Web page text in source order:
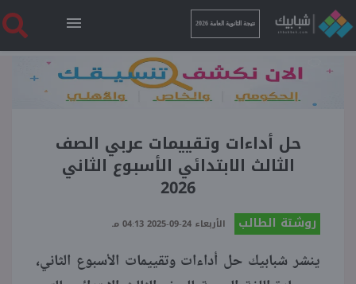
نتيجة الثانوية العامة 2026
الرئيسية
نتيجة الثانوية العامة 2026
أخبار ساخنة
حل أداءات وتقييمات عربي الصف
الثالث الابتدائي الأسبوع الثاني
2026
روشتة الطالب الأربعاء 24-09-2025 04:13 مـ
ينشر شبابيك حل أداءات وتقييمات الأسبوع الثاني،